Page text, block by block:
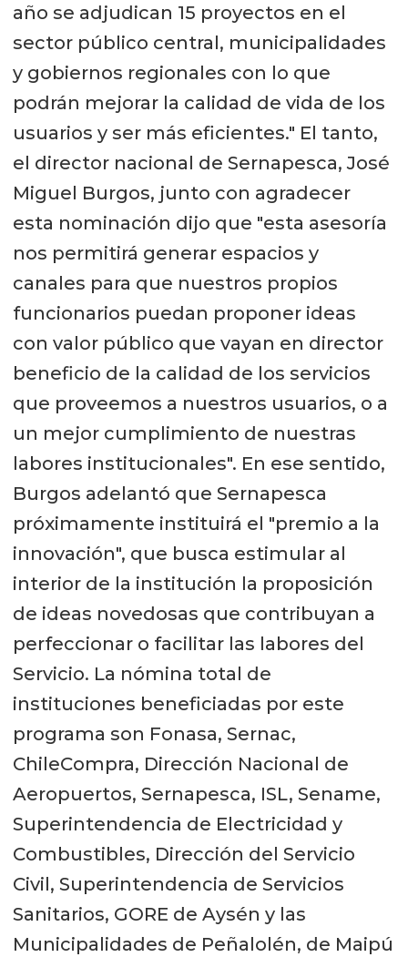
año se adjudican 15 proyectos en el
sector público central, municipalidades
y gobiernos regionales con lo que
podrán mejorar la calidad de vida de los
usuarios y ser más eficientes." El tanto,
el director nacional de Sernapesca, José
Miguel Burgos, junto con agradecer
esta nominación dijo que "esta asesoría
nos permitirá generar espacios y
canales para que nuestros propios
funcionarios puedan proponer ideas
con valor público que vayan en director
beneficio de la calidad de los servicios
que proveemos a nuestros usuarios, o a
un mejor cumplimiento de nuestras
labores institucionales". En ese sentido,
Burgos adelantó que Sernapesca
próximamente instituirá el "premio a la
innovación", que busca estimular al
interior de la institución la proposición
de ideas novedosas que contribuyan a
perfeccionar o facilitar las labores del
Servicio. La nómina total de
instituciones beneficiadas por este
programa son Fonasa, Sernac,
ChileCompra, Dirección Nacional de
Aeropuertos, Sernapesca, ISL, Sename,
Superintendencia de Electricidad y
Combustibles, Dirección del Servicio
Civil, Superintendencia de Servicios
Sanitarios, GORE de Aysén y las
Municipalidades de Peñalolén, de Maipú